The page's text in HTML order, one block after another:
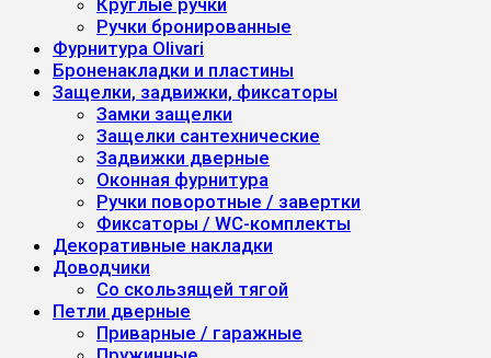
Круглые ручки
Ручки бронированные
Фурнитура Olivari
Броненакладки и пластины
Защелки, задвижки, фиксаторы
Замки защелки
Защелки сантехнические
Задвижки дверные
Оконная фурнитура
Ручки поворотные / завертки
Фиксаторы / WC-комплекты
Декоративные накладки
Доводчики
Со скользящей тягой
Петли дверные
Приварные / гаражные